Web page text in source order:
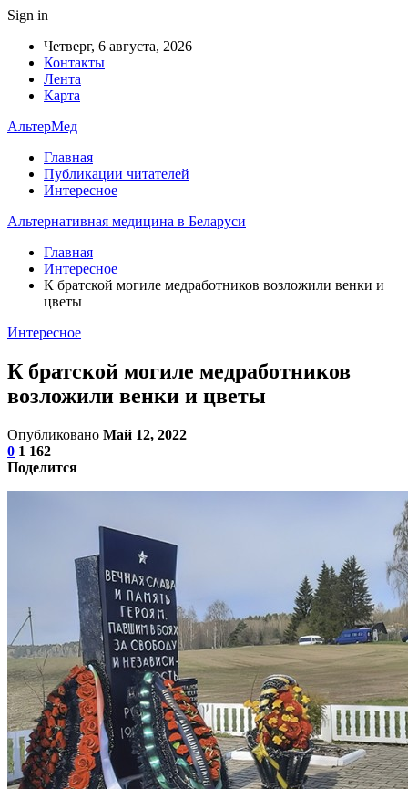
Sign in
Четверг, 6 августа, 2026
Контакты
Лента
Карта
АльтерМед
Главная
Публикации читателей
Интересное
Альтернативная медицина в Беларуси
Главная
Интересное
К братской могиле медработников возложили венки и
цветы
Интересное
К братской могиле медработников
возложили венки и цветы
Опубликовано Май 12, 2022
0 1 162
Поделится